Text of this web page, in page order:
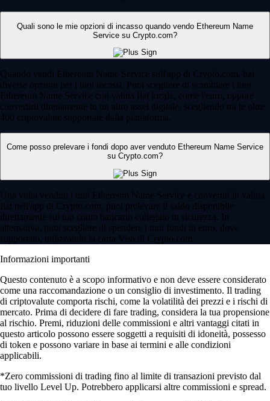
Quali sono le mie opzioni di incasso quando vendo Ethereum Name
Service su Crypto.com?
Quando vendi Ethereum Name Service sull'app di Crypto.com, hai
diverse opzioni per i tuoi incassi. Puoi scegliere di scambiare i tuoi
Ethereum Name Service con valuta fiat locale, come l'euro, oppure
convertirli direttamente in un altro asset digitale, scegliendo tra le oltre
400 criptovalute supportate dalla piattaforma.
Come posso prelevare i fondi dopo aver venduto Ethereum Name Service
su Crypto.com?
Una volta venduti i tuoi Ethereum Name Service e convertiti in valuta
fiat nell'app di Crypto.com, puoi prelevare il saldo disponibile
direttamente sul tuo conto bancario collegato in sicurezza. In
alternativa, puoi scegliere di spendere i tuoi fondi in euro, dove
supportato, utilizzando la carta Visa di Crypto.com.
Informazioni importanti
Questo contenuto è a scopo informativo e non deve essere considerato
come una raccomandazione o un consiglio di investimento. Il trading
di criptovalute comporta rischi, come la volatilità dei prezzi e i rischi di
mercato. Prima di decidere di fare trading, considera la tua propensione
al rischio. Premi, riduzioni delle commissioni e altri vantaggi citati in
questo articolo possono essere soggetti a requisiti di idoneità, possesso
di token e possono variare in base ai termini e alle condizioni
applicabili.
*Zero commissioni di trading fino al limite di transazioni previsto dal
tuo livello Level Up. Potrebbero applicarsi altre commissioni e spread.